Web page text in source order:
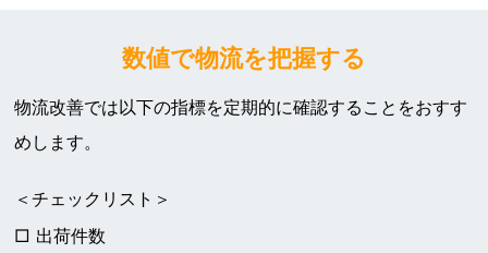
数値で物流を把握する
物流改善では以下の指標を定期的に確認することをおすす
めします。
＜チェックリスト＞
□ 出荷件数